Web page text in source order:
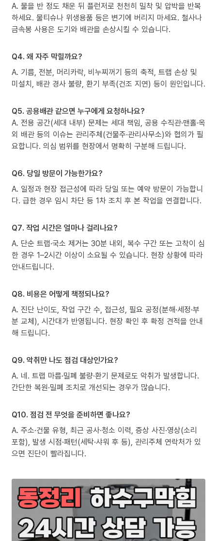
A. 물을 반 정도 채운 뒤 플런저로 천천히 밀착 및 압박을 반복
하세요. 물티슈나 위생용품 등은 변기에 버리지 마세요. 철사나
금속봉 사용은 도기와 배관을 손상시킬 수 있습니다.
Q4. 왜 자주 막힐까요?
A. 기름, 전분, 머리카락, 비누찌꺼기 등의 축적, 트랩 손상 및
미설치, 배관 경사 불량, 환기 부족(건조 지연) 등이 원인입니다.
Q5. 공용배관 같으면 누구에게 요청하나요?
A. 전용 공간(세대 내부) 문제는 세대 책임, 공용 수직관·맨홀·옥
외 배관 등의 이슈는 관리주체(건물주·관리사무소)와 협의가 필
요합니다. 의심 범위를 현장에서 명확히 구분해 드립니다.
Q6. 당일 방문이 가능한가요?
A. 일정과 현장 접근성에 따라 당일 또는 예약 방문이 가능합니
다. 급한 경우 임시 차단 등 1차 조치 후 본 작업을 연결합니다.
Q7. 작업 시간은 얼마나 걸리나요?
A. 단순 트랩·국소 제거는 30분 내외, 복수 구간 또는 고착이 심
한 경우 1–2시간 이상이 소요될 수 있습니다. 현장 상황에 따라
안내드립니다.
Q8. 비용은 어떻게 책정되나요?
A. 진단 난이도, 작업 구간 수, 접근성, 필요 공정(분해·세정·부
분 교체), 시간대가 반영됩니다. 현장 확인 후 확정 견적을 안내
해 드립니다.
Q9. 악취만 나도 점검 대상인가요?
A. 네. 트랩 마름·밀폐 불량·환기 문제로도 악취가 발생합니다.
간단한 복원·밀폐 조치로 개선되는 경우가 많습니다.
Q10. 점검 전 무엇을 준비하면 좋나요?
A. 주소·건물 유형, 최근 공사·청소 이력, 증상 사진·영상(소리
포함), 발생 시점·패턴(세탁·샤워 후 등), 관리주체 연락처가 있
으면 진단이 빨라집니다.